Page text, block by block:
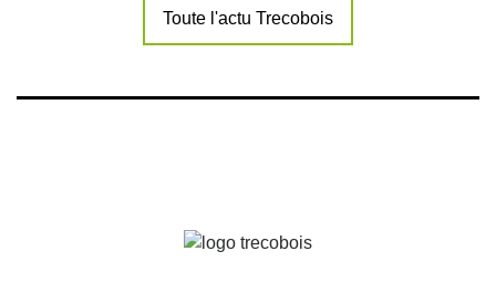
Toute l'actu Trecobois